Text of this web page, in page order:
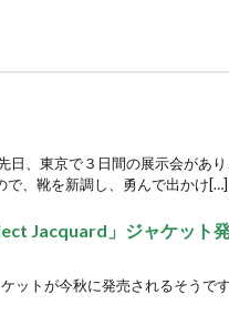
日、東京で３日間の展示会があ
で、靴を新調し、勇んで出かけ[…]
Jacquard」ジャケット
ットが今秋に発売されるそうで